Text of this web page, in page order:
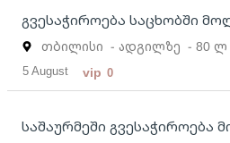
გვესაჭიროება საცხობში
თბილისი - ადგილზე - 80 ლ
5 August vip 0
საშაურმეში გვესაჭიროება